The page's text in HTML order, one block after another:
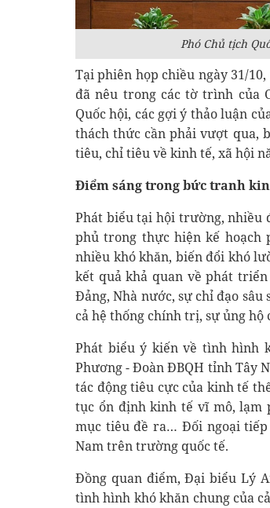
Phó Chủ tịch
Tại phiên họp chiều ngày 31/
đã nêu trong các tờ trình của
Quốc hội, các gợi ý thảo luận
thách thức cần phải vượt qua,
tiêu, chỉ tiêu về kinh tế, xã hội
Điểm sáng trong bức tranh
Phát biểu tại hội trường, nhiều
phủ trong thực hiện kế
nhiều khó khăn, biến đổi khó
kết quả khả quan về phát
Đảng, Nhà nước, sự chỉ đạo
cả hệ thống chính trị, sự ủng hộ
Phát biểu ý kiến về tình hình
Phương - Đoàn ĐBQH tỉnh Tây
tác động tiêu cực của kinh tế
tục ổn định kinh tế vĩ mô, lạm
mục tiêu đề ra… Đối ngoại tiếp
Nam trên trường quốc tế.
Đồng quan điểm, Đại biểu Lý
tình hình khó khăn chung của